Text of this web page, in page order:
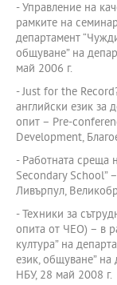
- Управление на
рамките на
департамент
общуване” на
май 2006 г.
- Just for the
английски език за
опит – Pre-
Development,
- Работната среща
Secondary School”
Ливърпул,
- Техники за
опита от ЧЕО) – в
култура” на
език, общуване” на
НБУ, 28 май 2008 г.